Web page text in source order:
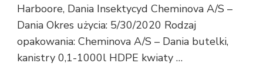
Harboore, Dania Insektycyd Cheminova A/S –
Dania Okres użycia: 5/30/2020 Rodzaj
opakowania: Cheminova A/S – Dania butelki,
kanistry 0,1-1000l HDPE kwiaty …